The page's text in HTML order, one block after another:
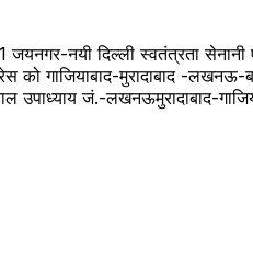
नयी दिल्ली स्वतंत्रता
गाजियाबाद-मुरादाबाद -लखनऊ-
जं.-लखनऊमुरादाबाद-